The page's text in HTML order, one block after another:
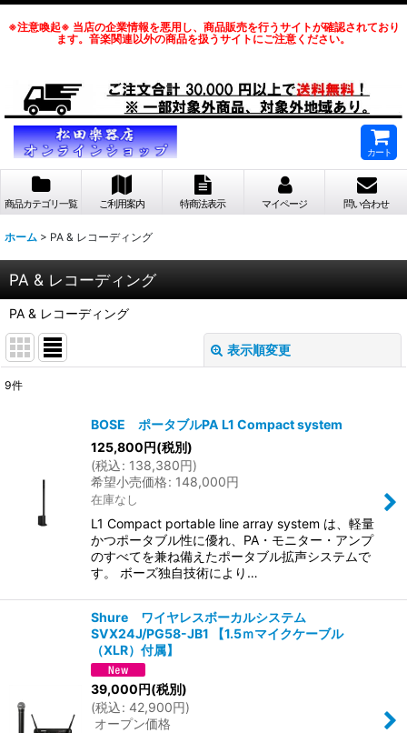
※注意喚起※ 当店の企業情報を悪用し、商品販売を行うサイトが確認されており
ます。音楽関連以外の商品を扱うサイトにご注意ください。
カート
商品カテゴリ一覧 ご利用案内 特商法表示 マイページ 問い合わせ
ホーム > PA & レコーディング
PA & レコーディング
PA & レコーディング
表示順変更
サブカテゴリ
並び順
絞り込む
9件
BOSE ポータブルPA L1 Compact system
125,800円(税別)
(税込: 138,380円)
希望小売価格: 148,000円
在庫なし
L1 Compact portable line array system は、軽量
かつポータブル性に優れ、PA・モニター・アンプ
のすべてを兼ね備えたポータブル拡声システムで
す。 ボーズ独自技術により…
Shure ワイヤレスボーカルシステム
SVX24J/PG58-JB1 【1.5ｍマイクケーブル
（XLR）付属】
39,000 円(税別)
(税込: 42,900円)
オープン価格